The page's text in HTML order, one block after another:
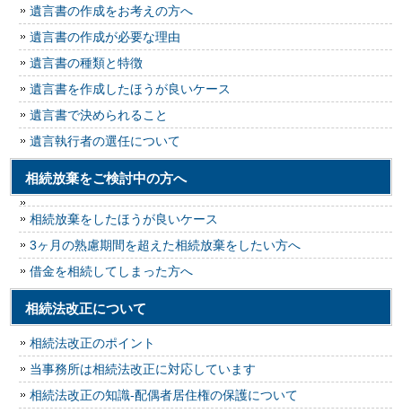
遺言書の作成をお考えの方へ
遺言書の作成が必要な理由
遺言書の種類と特徴
遺言書を作成したほうが良いケース
遺言書で決められること
遺言執行者の選任について
相続放棄をご検討中の方へ
相続放棄をしたほうが良いケース
3ヶ月の熟慮期間を超えた相続放棄をしたい方へ
借金を相続してしまった方へ
相続法改正について
相続法改正のポイント
当事務所は相続法改正に対応しています
相続法改正の知識-配偶者居住権の保護について